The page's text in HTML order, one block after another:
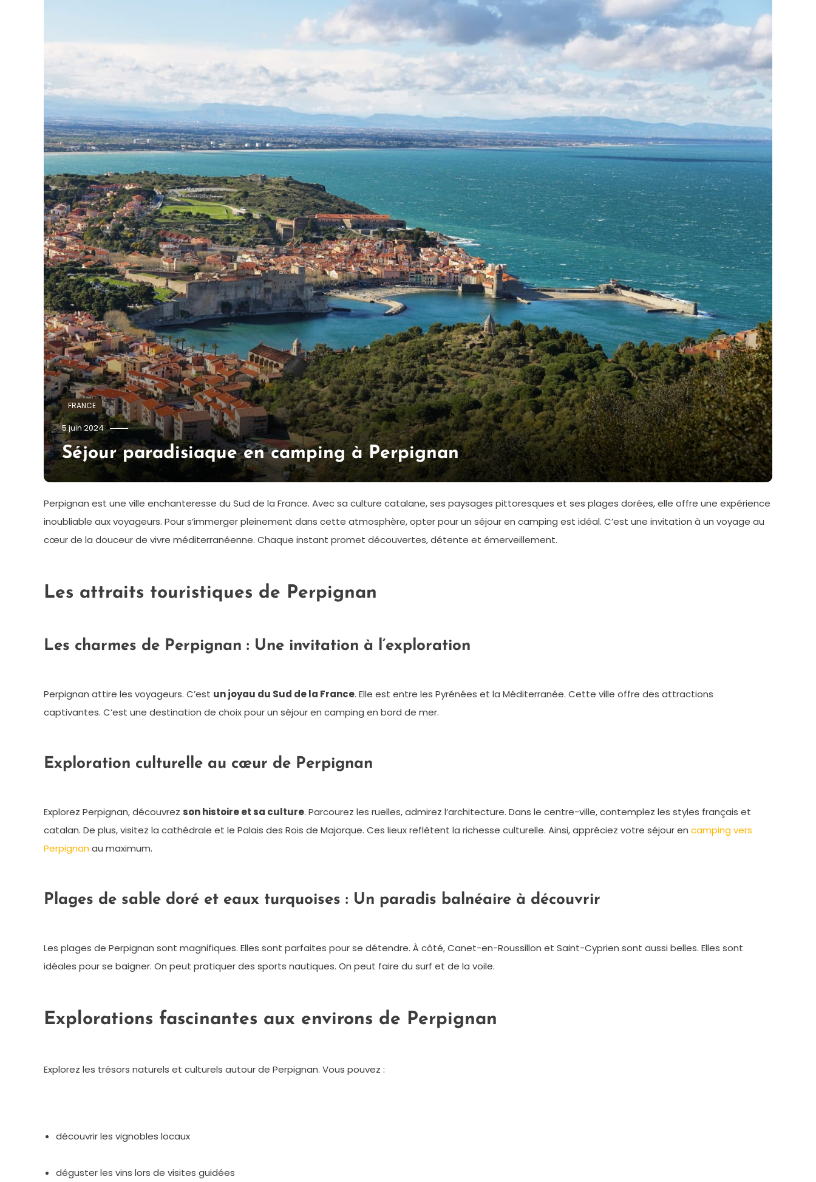
FRANCE
5 juin 2024 admin
Séjour paradisiaque en camping à Perpignan
Perpignan est une ville enchanteresse du Sud de la France. Avec sa culture catalane, ses paysages pittoresques et ses plages dorées, elle offre une expérience
inoubliable aux voyageurs. Pour s’immerger pleinement dans cette atmosphère, opter pour un séjour en camping est idéal. C’est une invitation à un voyage au
cœur de la douceur de vivre méditerranéenne. Chaque instant promet découvertes, détente et émerveillement.
Les attraits touristiques de Perpignan
Les charmes de Perpignan : Une invitation à l’exploration
Perpignan attire les voyageurs. C’est un joyau du Sud de la France. Elle est entre les Pyrénées et la Méditerranée. Cette ville offre des attractions
captivantes. C’est une destination de choix pour un séjour en camping en bord de mer.
Exploration culturelle au cœur de Perpignan
Explorez Perpignan, découvrez son histoire et sa culture. Parcourez les ruelles, admirez l’architecture. Dans le centre-ville, contemplez les styles français et
catalan. De plus, visitez la cathédrale et le Palais des Rois de Majorque. Ces lieux reflètent la richesse culturelle. Ainsi, appréciez votre séjour en camping vers
Perpignanau maximum.
Plages de sable doré et eaux turquoises : Un paradis balnéaire à découvrir
Les plages de Perpignan sont magnifiques. Elles sont parfaites pour se détendre. À côté, Canet-en-Roussillon et Saint-Cyprien sont aussi belles. Elles sont
idéales pour se baigner. On peut pratiquer des sports nautiques. On peut faire du surf et de la voile.
Explorations fascinantes aux environs de Perpignan
Explorez les trésors naturels et culturels autour de Perpignan. Vous pouvez :
découvrir les vignobles locaux
déguster les vins lors de visites guidées